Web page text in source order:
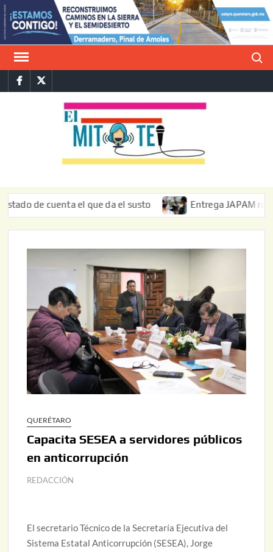
Saltar
al
contenido
FacebookTwitter
cuenta el que da el susto Entrega JAPAM
QUERÉTARO
Capacita SESEA a servidores públicos
en anticorrupción
REDACCIÓN
El secretario Técnico de la Secretaría Ejecutiva del
Sistema Estatal Anticorrupción (SESEA), Jorge